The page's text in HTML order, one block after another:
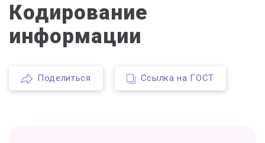
Кодирование
информации
Поделиться Ссылка на ГОСТ